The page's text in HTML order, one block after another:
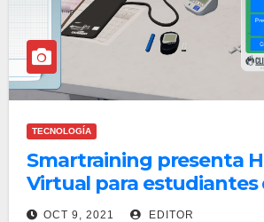
TECNOLOGÍA
Smartraining presenta
Virtual para estudiantes
medicina
OCT 9, 2021 EDITOR